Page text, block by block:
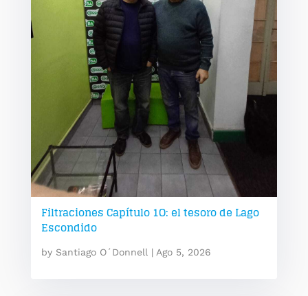
Filtraciones Capítulo 1O: el tesoro de Lago
Escondido
by Santiago O´Donnell| Ago 5, 2026